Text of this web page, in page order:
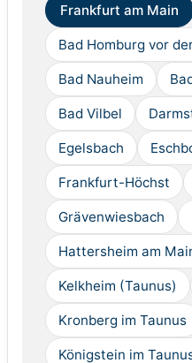
Frankfurt am Main
Bad Homburg vor
Bad Nauheim
Bad Vilbel
Egelsbach
Frankfurt-Höchst
Grävenwiesbach
Hattersheim am
Kelkheim (Taunus)
Kronberg im Taunus
Königstein im